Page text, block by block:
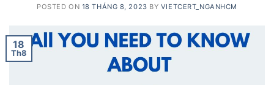
POSTED ON 18 THÁNG 8, 2023 BY VIETCERT_NGANHCM
18
Th8